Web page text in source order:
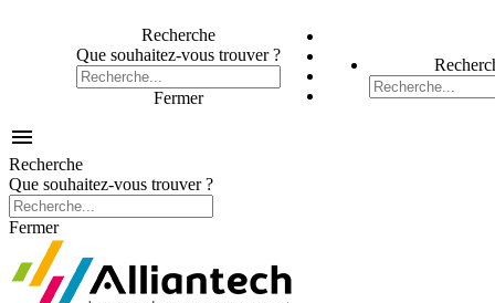
Recherche
Que souhaitez-vous trouver ?
Fermer

Recherche
Que souhaitez-vous trouver ?
Fermer